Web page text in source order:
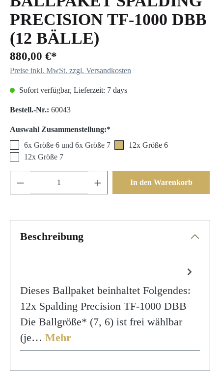
PRECISION TF-1000 DBB
(12 BÄLLE)
880,00 €*
Preise inkl. MwSt. zzgl. Versandkosten
Sofort verfügbar, Lieferzeit: 7 days
Bestell.-Nr.: 60043
Auswahl Zusammenstellung:*
6x Größe 6 und 6x Größe 7
12x Größe 6
12x Größe 7
In den Warenkorb
Beschreibung
Dieses Ballpaket beinhaltet Folgendes:
12x Spalding Precision TF-1000 DBB
Die Ballgröße* (7, 6) ist frei wählbar
(je… Mehr